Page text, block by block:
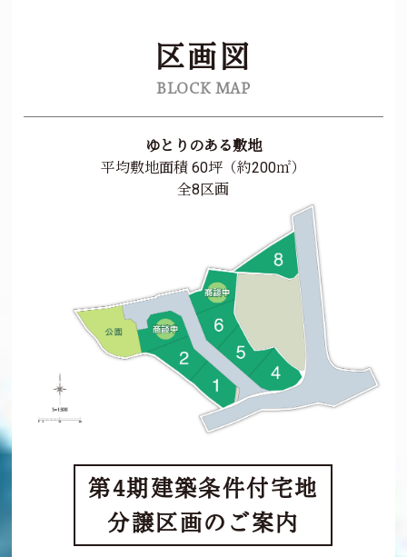
区画図
BLOCK MAP
ゆとりのある敷地
平均敷地面積 60坪（約200㎡）
全8区画
第4期建築条件付宅地
分譲区画のご案内